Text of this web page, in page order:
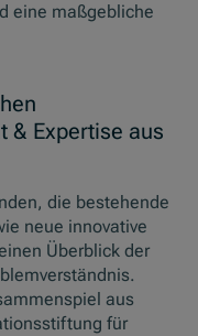
eine maßgebliche
& Expertise aus
die bestehende
neue innovative
Überblick der
aus
für